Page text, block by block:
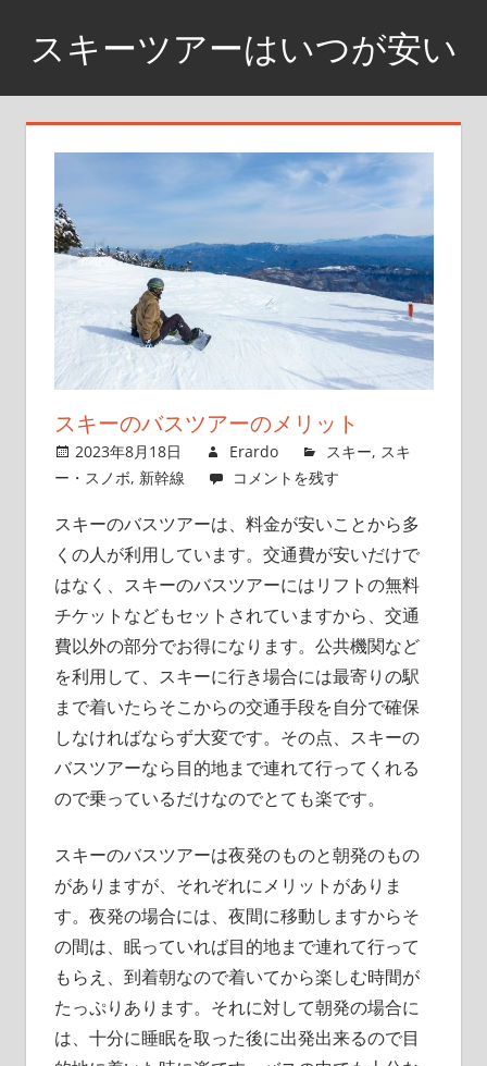
スキーツアーはいつが安い
11
月
スキーのバスツアーのメリット
2023年8月18日 Erardo スキー, スキ
ー・スノボ, 新幹線 コメントを残す
スキーのバスツアーは、料金が安いことから多
くの人が利用しています。 交通費が安いだけで
はなく、スキーのバスツアーにはリフトの無料
チケットなどもセットされていますから、交通
費以外の部分でお得になります。公共機関など
を利用して、スキーに行き場合には最寄りの駅
まで着いたらそこからの交通手段を自分で確保
しなければならず大変です。その点、スキーの
バスツアーなら目的地まで連れて行ってくれる
ので乗っているだけなのでとても楽です。
スキーのバスツアーは夜発のものと朝発のもの
がありますが、それぞれにメリットがありま
す。夜発の場合には、夜間に移動しますからそ
の間は、眠っていれば目的地まで連れて行って
もらえ、到着朝なので着いてから楽しむ時間が
たっぷりあります。それに対して朝発の場合に
は、十分に睡眠を取った後に出発出来るので目